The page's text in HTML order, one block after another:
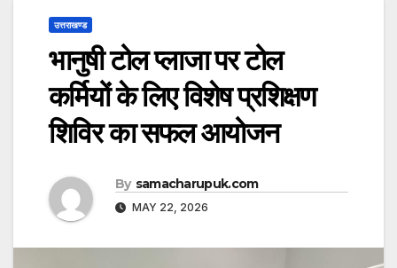
उत्तराखण्ड
​भानुषी टोल प्लाजा पर टोल
कर्मियों के लिए विशेष प्रशिक्षण
शिविर का सफल आयोजन
By samacharupuk.com
MAY 22, 2026